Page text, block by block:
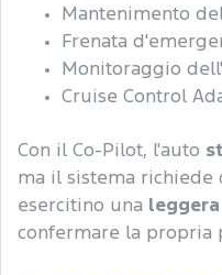
Mantenimento
Frenata
Monitoraggio
Cruise Control
Con il Co-Pilot, l'auto
ma il sistema richiede
esercitino una
confermare la propria